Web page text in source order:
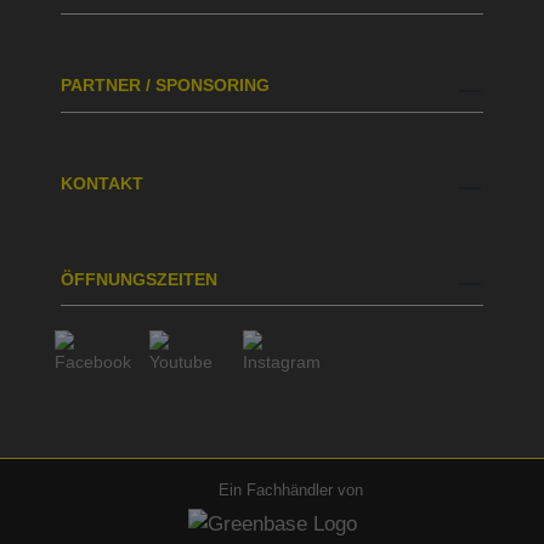
PARTNER / SPONSORING
KONTAKT
ÖFFNUNGSZEITEN
Ein Fachhändler von